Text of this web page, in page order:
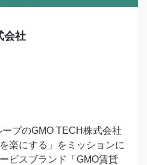
会社
プのGMO TECH株式会社
楽にする」をミッションに
ビスブランド「GMO賃貸